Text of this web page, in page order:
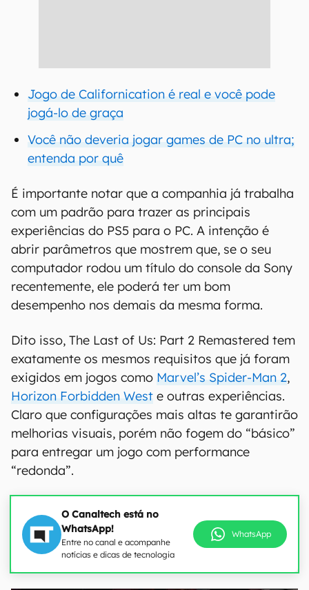
Jogo de Californication é real e você pode
jogá-lo de graça
Você não deveria jogar games de PC no ultra;
entenda por quê
É importante notar que a companhia já trabalha
com um padrão para trazer as principais
experiências do PS5 para o PC. A intenção é
abrir parâmetros que mostrem que, se o seu
computador rodou um título do console da Sony
recentemente, ele poderá ter um bom
desempenho nos demais da mesma forma.
Dito isso, The Last of Us: Part 2 Remastered tem
exatamente os mesmos requisitos que já foram
exigidos em jogos como Marvel’s Spider-Man 2,
Horizon Forbidden West e outras experiências.
Claro que configurações mais altas te garantirão
melhorias visuais, porém não fogem do “básico”
para entregar um jogo com performance
“redonda”.
O Canaltech está no
WhatsApp!
Entre no canal e acompanhe
notícias e dicas de tecnologia
WhatsApp